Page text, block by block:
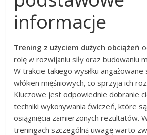
informacje
Trening z użyciem dużych obciążeń
rolę w rozwijaniu siły oraz budowaniu
W trakcie takiego wysiłku
włókien mięśniowych, co sprzyja ich
Kluczowe jest odpowiednie dobranie
techniki wykonywania ćwiczeń, które
osiągnięcia zamierzonych rezultatów.
treningach szczególną uwagę warto